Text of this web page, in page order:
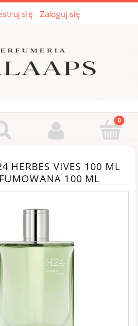
się Zaloguj się
HERBES VIVES 100 ML
100 ML